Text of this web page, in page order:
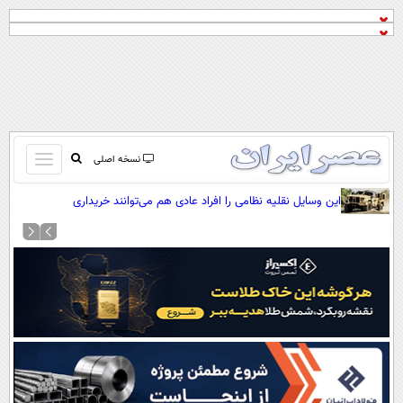
نسخه اصلی
باز
و
کردن
صفحه اول
آرشیو
نظرسنجی
آب و هوا
اوقات شرعی
سواد زندگی
این وسایل نقلیه نظامی را افراد عادی هم می‌توانند خریداری